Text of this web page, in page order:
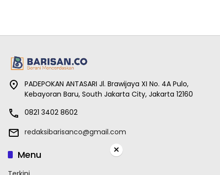
PADEPOKAN ANTASARI Jl. Brawijaya XI No. 4A Pulo,
Kebayoran Baru, South Jakarta City, Jakarta 12160
0821 3402 8602
redaksibarisanco@gmail.com
Menu ×